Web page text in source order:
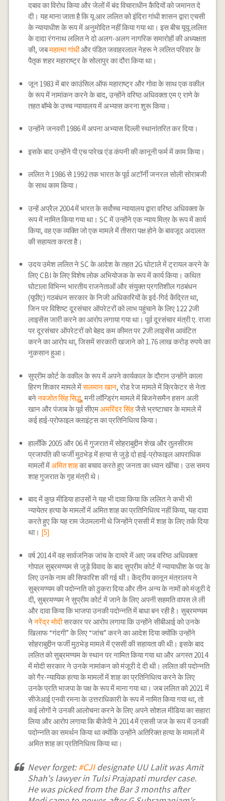
दबाव का विरोध किया और जेलों में बंद विचाराधीन कैदियों को जमानत दे
दी। यह माना जाता है कि यू आर ललित को इंदिरा गांधी शासन द्वारा एचसी
के न्यायाधीश के रूप में अनुमोदित नहीं किया गया था। इस बीच यूयू ललित
के दादा रंगनाथ ललित ने दो अलग-अलग नागरिक समारोहों की अध्यक्षता
की, जबमहात्मा गांधीऔर पंडित जवाहरलाल नेहरू ने ललित परिवार के
पैतृक शहर महाराष्ट्र के सोलापुर का दौरा किया था।
जून 1983 में बार काउंसिल ऑफ महाराष्ट्र और गोवा के साथ एक वकील
के रूप में नामांकन करने के बाद, उन्होंने वरिष्ठ अधिवक्ता एम ए राणे के
तहत बॉम्बे के उच्च न्यायालय में अभ्यास करना शुरू किया।
उन्होंने जनवरी 1986 में अपना अभ्यास दिल्ली स्थानांतरित कर दिया।
इसके बाद उन्होंने पी एच पारेख एंड कंपनी की कानूनी फर्म में काम किया।
ललित ने 1986 से 1992 तक भारत के पूर्व अटॉर्नी जनरल सोली सोराबजी
के साथ काम किया।
उन्हें अप्रैल 2004 में भारत के सर्वोच्च न्यायालय द्वारा वरिष्ठ अधिवक्ता के
रूप में नामित किया गया था। SC में उन्होंने एक न्याय मित्र के रूप में कार्य
किया, वह एक व्यक्ति जो एक मामले में तीसरा पक्ष होने के बावजूद अदालत
की सहायता करता है।
उदय उमेश ललित ने SC के आदेश के तहत 2G घोटाले में ट्रायल करने के
लिए CBI के लिए विशेष लोक अभियोजक के रूप में कार्य किया। कथित
घोटाला विभिन्न भारतीय राजनेताओं और संयुक्त प्रगतिशील गठबंधन
(यूपीए) गठबंधन सरकार के निजी अधिकारियों के इर्द-गिर्द केंद्रित था,
जिन पर विशिष्ट दूरसंचार ऑपरेटरों को लाभ पहुंचाने के लिए 122 2जी
लाइसेंस जारी करने का आरोप लगाया गया था। पूर्व दूरसंचार मंत्री ए. राजा
पर दूरसंचार ऑपरेटरों को बेहद कम कीमत पर 2जी लाइसेंस आवंटित
करने का आरोप था, जिसमें सरकारी खजाने को 1.76 लाख करोड़ रुपये का
नुकसान हुआ।
सुप्रीम कोर्ट के वकील के रूप में अपने कार्यकाल के दौरान उन्होंने काला
हिरण शिकार मामले मेंसलमान खान, रोड रेज मामले में क्रिकेटर से नेता
बनेनवजोत सिंह सिद्धू, मनी लॉन्ड्रिंग मामले में बिजनेसमैन हसन अली
खान और पंजाब के पूर्व सीएमअमरिंदर सिंहजैसे भ्रष्टाचार के मामले में
कई हाई-प्रोफाइल क्लाइंट्स का प्रतिनिधित्व किया।
हालाँकि 2005 और 06 में गुजरात में सोहराबुद्दीन शेख और तुलसीराम
प्रजापति की फर्जी मुठभेड़ में हत्या से जुड़े दो हाई-प्रोफाइल आपराधिक
मामलों मेंअमित शाहका बचाव करते हुए जनता का ध्यान खींचा। उस समय
शाह गुजरात के गृह मंत्री थे।
बाद में कुछ मीडिया हाउसों ने यह भी दावा किया कि ललित ने कभी भी
न्यायेतर हत्या के मामलों में अमित शाह का प्रतिनिधित्व नहीं किया, यह दावा
करते हुए कि यह राम जेठमलानी थे जिन्होंने एससी में शाह के लिए तर्क दिया
था। [5]
वर्ष 2014 में वह सार्वजनिक जांच के दायरे में आए जब वरिष्ठ अधिवक्ता
गोपाल सुब्रमण्यम से जुड़े विवाद के बाद सुप्रीम कोर्ट में न्यायाधीश के पद के
लिए उनके नाम की सिफारिश की गई थी। केंद्रीय कानून मंत्रालय ने
सुब्रमण्यम की पदोन्नति को ठुकरा दिया और तीन अन्य के नामों को मंजूरी दे
दी, सुब्रमण्यम ने सुप्रीम कोर्ट में जाने के लिए अपनी सहमति वापस ले ली
और दावा किया कि भाजपा उनकी पदोन्नति में बाधा बन रही है। सुब्रमण्यम
नेनरेंद्र मोदीसरकार पर आरोप लगाया कि उन्होंने सीबीआई को उनके
खिलाफ “गंदगी” के लिए “जांच” करने का आदेश दिया क्योंकि उन्होंने
सोहराबुद्दीन फर्जी मुठभेड़ मामले में एससी की सहायता की थी। इसके बाद
ललित को सुब्रमण्यम के स्थान पर नामित किया गया था और अगस्त 2014
में मोदी सरकार ने उनके नामांकन को मंजूरी दे दी थी। ललित की पदोन्नति
को गैर-न्यायिक हत्या के मामलों में शाह का प्रतिनिधित्व करने के लिए
उनके प्रति भाजपा के पक्ष के रूप में माना गया था। जब ललित को 2021 में
सीजेआई एनवी रमना के उत्तराधिकारी के रूप में नामित किया गया था, तो
कई लोगों ने उनकी आलोचना करने के लिए अपने सोशल मीडिया का सहारा
लिया और आरोप लगाया कि बीजेपी ने 2014 में एससी जज के रूप में उनकी
पदोन्नति का समर्थन किया था क्योंकि उन्होंने अतिरिक्त हत्या के मामलों में
अमित शाह का प्रतिनिधित्व किया था।
Never forget:#CJIdesignate UU Lalit was Amit
Shah's lawyer in Tulsi Prajapati murder case.
He was picked from the Bar 3 months after